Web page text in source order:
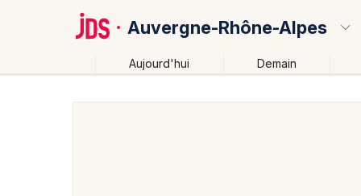
Auvergne-Rhône-Alpes
Aujourd'hui Demain